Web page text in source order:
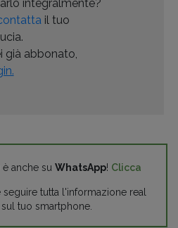
integralmente?
il tuo
già abbonato,
è anche su WhatsApp! Clicca
seguire tutta l'informazione real
tuo smartphone.